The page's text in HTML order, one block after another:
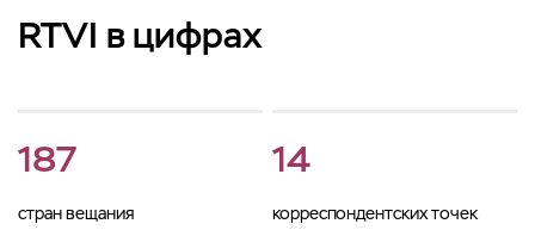
RTVI в цифрах
187
стран вещания
14
корреспондентских точек